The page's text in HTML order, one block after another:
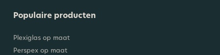
Populaire producten
Plexiglas op maat
Perspex op maat